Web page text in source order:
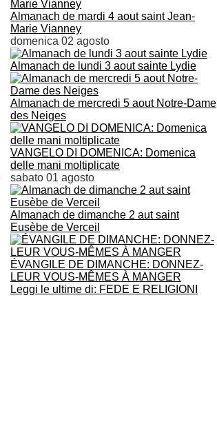
Almanach de mardi 4 aout saint Jean-
Marie Vianney
domenica 02 agosto
Almanach de lundi 3 aout sainte Lydie
Almanach de mercredi 5 aout Notre-Dame
des Neiges
VANGELO DI DOMENICA: Domenica
delle mani moltiplicate
sabato 01 agosto
Almanach de dimanche 2 aut saint
Eusèbe de Verceil
ÉVANGILE DE DIMANCHE: DONNEZ-
LEUR VOUS-MÊMES À MANGER
Leggi le ultime di: FEDE E RELIGIONI